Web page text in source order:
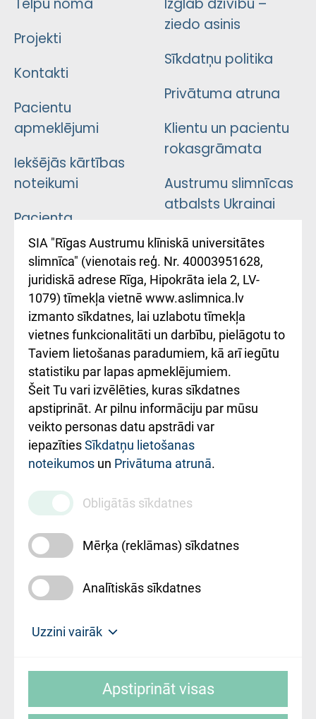
Telpu noma
Projekti
Kontakti
Pacientu
apmeklējumi
Iekšējās kārtības
noteikumi
Pacienta
atsauksmju/sūdzību
iesniegšanas
kārtība
Kā pie mums nokļūt
Rēķinu apmaksas
ceļvedis
Rekvizīti un
ārstniecības
iestādes kods
010000234
Maksas
pakalpojumu
cenrādis
Izglāb dzīvību –
ziedo asinis
Sīkdatņu politika
Privātuma atruna
Klientu un pacientu
rokasgrāmata
Austrumu slimnīcas
atbalsts Ukrainai
Підтримка Східної
лікарні та співпраця з
Україною
SIA "Rīgas Austrumu klīniskā universitātes
slimnīca" (vienotais reģ. Nr. 40003951628,
juridiskā adrese Rīga, Hipokrāta iela 2, LV-
1079) tīmekļa vietnē www.aslimnica.lv
izmanto sīkdatnes, lai uzlabotu tīmekļa
vietnes funkcionalitāti un darbību, pielāgotu to
Taviem lietošanas paradumiem, kā arī iegūtu
statistiku par lapas apmeklējumiem.
Šeit Tu vari izvēlēties, kuras sīkdatnes
apstiprināt. Ar pilnu informāciju par mūsu
veikto personas datu apstrādi var
iepazītiesSīkdatņu lietošanas
noteikumos un Privātuma atrunā.
Obligātās sīkdatnes
Mērķa (reklāmas) sīkdatnes
Analītiskās sīkdatnes
Uzzini vairāk
slimnīca, turpmāk – Pārzinis, sīkdatņu
Apstiprināt visas